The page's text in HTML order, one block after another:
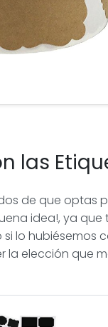
las
de que optas
idea!, ya
lo hubiésemos
la elección que